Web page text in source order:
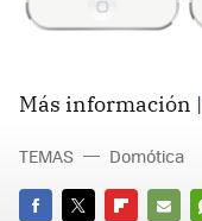
Más información |
TEMAS Domótica